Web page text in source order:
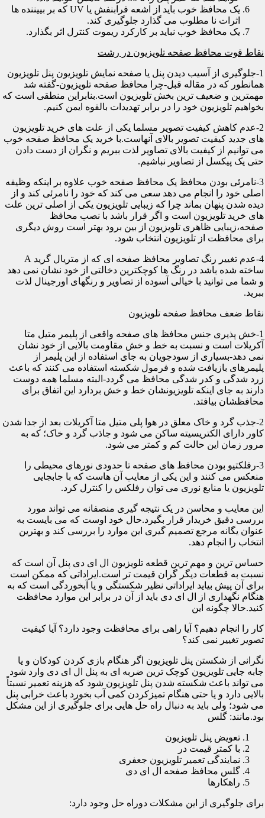
یک محافظ خوب باید از اشعه فرابنفش یا UV که بر بییننده ها
اثرات نا مطلوب می گذارد جلوگیری کند.
یک محافظ خوب نباید بر کارکرد ریموت کنترل اثر بگذارد.
نقاط قوت محافظ صفحه تلویزیون در رشت
1-جلوگیری از آسیب دیدن پنل یا صفحه نمایش تلویزیون پنل تلویزیون
همانطور که در مقاله قبل-چرا محافظ صفحه تلویزیون-گفته شد
مهمترین و ضعیف ترین بخش تلویزیون است.بنابراین منطقی است که
بخواهیم تلویزیون خود را در برابر تهدیدات بالقوه ایمن کنیم.
2-عدم کاهش کیفیت تصویر مسلما یکی از علت های خرید تلویزیون
های جدید کیفیت تصویر بالای آنهاست.با خرید یک محافظ صفحه خوب
می توانیم از کیفیت بالای تصاویر لذت ببریم و نگران از دست دادن
حتی یک پیکسل از تصاویر نباشیم.
3-نامرئی بودن محافظ یک محافظ صفحه خوب علاوه بر اینکه وظیفه
اصلی خود را انجام می دهد سعی می کند که خود را نامرئی کند و از
دیده شدن پنهان بماند چرا که زیبایی تلویزیون یکی از اصلی ترین علت
های خرید تلویزیون است و اگر قرار باشد با نصب محافظ
صفحه،زیبایی ظاهری تلویزیون از بین برود بهتر است روش دیگری
برای محافظت از تلویزیون انتخاب شود.
4-عدم تغییر رنگ تصاویر محافظ صفحه ای که از متریال گرید A
ساخته شده باشد در رنگ ها کوچکترین دخالتی از خود نشان نمی دهد
و شما می توانید با خیالی آسوده از تصاویر و رنگهای اورجینال لذت
ببرید.
نقاط ضعف محافظ صفحه تلویزیون
1-خش پذیری جنس محافظ های صفحه واقعی از پلیمر متیل متا
آکریلات است و نسبت به خط و خش مقاومت بالایی از خود نشان
نمی دهد-بسیاری از سودجویان به جای استفاده از این پلیمر از
پلیمرهای بازیافت شده و فرمول شکسته استفاده می کنند که باعث
زرد شدگی و کدر شدگی محافظ می گردد-البته مسلما همه دوست
دارند به جای اینکه تلویزیونشان خط و خش بردارد این اتفاق برای
محافظشان بیافتد.
2-جذب گرد و خاک معلق در هوا پلی متیل متا آکریلات بعد از جدا شدن
کاور دارای الکتریسیته ساکن می شود و جاذب گرد و خاک؛ که به
مرور زمان این حالت کم و کمتر می شود.
3-رفلکتیو بودن محافظ های صفحه تا حدودی نورهای محیطی را
منعکس می کنند و این یکی از معایب آن هاست که با جابجایی
تلویزیون یا منابع نوری می توان رفلکس را کنترل کرد.
این معایب و محاسن در یک نتیجه گیری منصفانه می تواند مورد
بررسی دقیق خریدار قرار بگیرد.حال خود اوست که می بایست به
عنوان یگانه مرجع تصمیم گیری این موارد را بررسی کند و بهترین
انتخاب را انجام دهد.
حساس ترین و مهم ترین قطعه تلویزیون ال ای دی پنل آن است که
نسبت به قطعات دیگر گران قیمت تر است.ایراداتی که ممکن است
برای آن پیش بیاید ایراداتی نظیر شکستگی و یا آبخوردگی است که به
هنگام نگهداری از ال ای دی باید از آن در برابر این موارد محافظت
کنید.حالا چگونه این
کار را انجام دهیم؟ آیا راهی برای محافظت وجود دارد؟ آیا کیفیت
تصویر تغییر نمی کند؟
نگرانی از شکستن پنل تلویزیون اگر هنگام بازی کردن کودکان و یا
جابه جایی تلویزیون کوچک ترین ضربه ای به پنل ال ای دی وارد شود
می تواند باعث شکسته شدن پنل تلویزیون شود که هزینه تعمیر نسبتاً
بالایی دارد و یا حتی هنگام تمیزکردن کمی آب بخورد باعث خرابی پنل
می شود؛ ولی باید به دنبال راه حل هایی برای جلوگیری از این مشکل
بود.مانند: گلس
تعویض پنل تلویزیون
با کمتر قیمت در
نمایندگی تعمیر تلویزیون جعفری
گلس محافظ صفحه ال ای دی
راهکارها
برای جلوگیری از این مشکلات دوراه حل وجود دارد: